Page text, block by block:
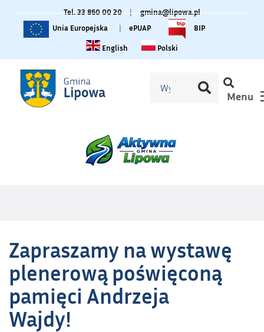
Tel. 33 860 00 20 |
gmina@lipowa.pl
Unia Europejska
| ePUAP
BIP
Change language to English
English Zmiana języka na polski
Polski
Menu
Zapraszamy na wystawę
plenerową poświęconą
pamięci Andrzeja
Wajdy!